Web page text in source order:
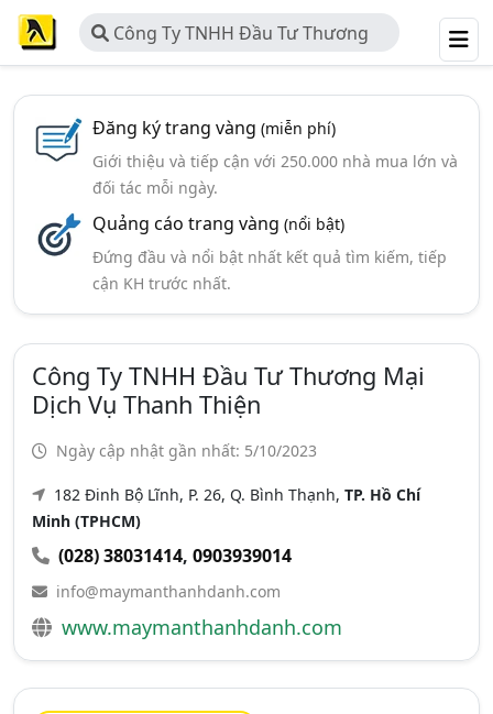
Công Ty TNHH Đầu Tư Thương
Mại Dịch Vụ Thanh Thiện
Đăng ký trang vàng (miễn phí)
Giới thiệu và tiếp cận với 250.000 nhà mua lớn và
đối tác mỗi ngày.
Quảng cáo trang vàng (nổi bật)
Đứng đầu và nổi bật nhất kết quả tìm kiếm, tiếp
cận KH trước nhất.
Công Ty TNHH Đầu Tư Thương Mại
Dịch Vụ Thanh Thiện
Ngày cập nhật gần nhất: 5/10/2023
182 Đinh Bộ Lĩnh, P. 26, Q. Bình Thạnh, TP. Hồ Chí
Minh (TPHCM)
(028) 38031414, 0903939014
info@maymanthanhdanh.com
www.maymanthanhdanh.com